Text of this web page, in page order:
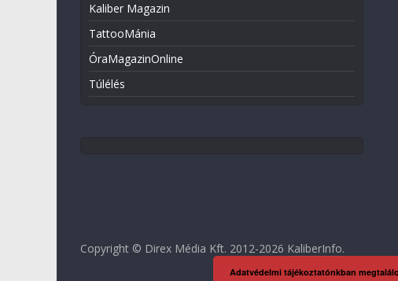
Kaliber Magazin
TattooMánia
ÓraMagazinOnline
Túlélés
Copyright © Direx Média Kft. 2012-2026 KaliberInfo.
Adatvédelmi tájékoztatónkban